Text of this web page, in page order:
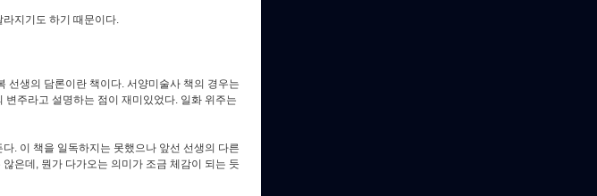
지기도 하기 때문이다.
선생의 담론이란 책이다. 서양미술사 책의 경우는
주라고 설명하는 점이 재미있었다. 일화 위주는
. 이 책을 일독하지는 못했으나 앞선 선생의 다른
은데, 뭔가 다가오는 의미가 조금 체감이 되는 듯